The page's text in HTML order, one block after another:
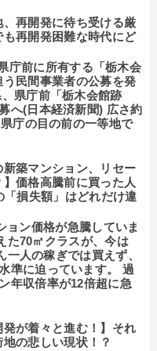
、再開発に待ち受ける厳
再開発困難な時代にど
庁前に所有する「栃木会
民間事業者の公募を発
県庁前「栃木会館跡
へ(日本経済新聞) 広さ約
庁の目の前の一等地で
新築マンション、リセー
価格高騰前に買った人
「損失額」はどれだけ違
ョン価格が急騰していま
た70㎡クラスが、今は
人の稼ぎでは買えず、
準に迫っています。 過
年収倍率が12倍超に急
発が着々と進む！】それ
の悲しい現状！？